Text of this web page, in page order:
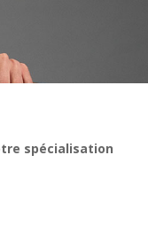
spécialisation